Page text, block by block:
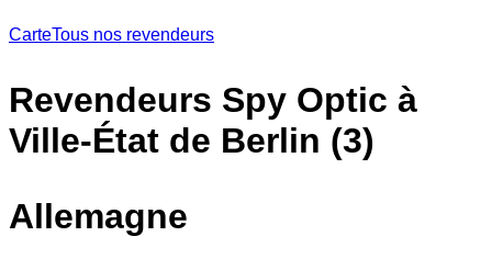
CarteTous nos revendeurs
Revendeurs Spy Optic à
Ville-État de Berlin (3)
Allemagne